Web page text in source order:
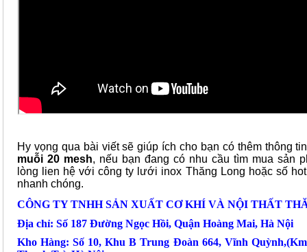
Hy vọng qua bài viết sẽ giúp ích cho bạn có thêm thông
muỗi 20 mesh, nếu bạn đang có nhu cầu tìm mua sản
lòng lien hệ với công ty lưới inox Thăng Long hoặc số
nhanh chóng.
CÔNG TY TNHH SẢN XUẤT CƠ KHÍ VÀ NỘI THẤT
Địa chỉ: Số 187 Đường Ngọc Hồi, Quận Hoàng Mai, Hà Nội
Kho Hàng: Số 10, Khu B Trung Đoàn 664, Vĩnh